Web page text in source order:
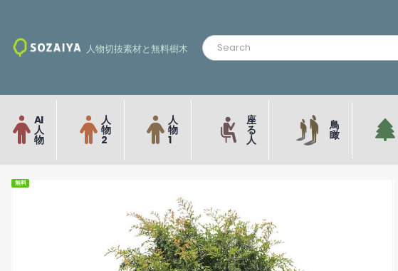
人物切抜素材と無料樹木
AI
人
物
人
物
2
人
物
1
座
る
人
鳥
瞰
無料